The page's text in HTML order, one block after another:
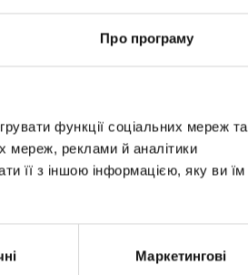
Про програму
функції соціальних мереж та
мереж, реклами й аналітики
її з іншою інформацією, яку ви їм
Маркетингові
представляет нашу страну